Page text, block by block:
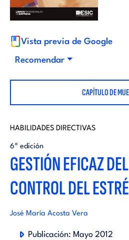
d
t
o
r
i
a
l
a
Vista previa de Google
Recomendar
CAPÍTULO DE
HABILIDADES DIRECTIVAS
6ª edición
GESTIÓN EFICAZ
CONTROL DEL
José María Acosta Vera
Publicación: Mayo 2012